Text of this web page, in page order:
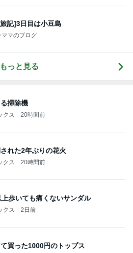
記]3日目は小豆島
ママのブログ
っと見る
掃除機
クス 20時間前
れた2年ぶりの花火
クス 20時間前
歩いても痛くないサンダル
クス 2日前
買った1000円のトップス